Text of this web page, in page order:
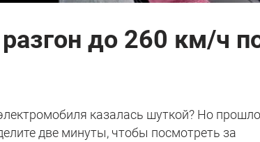
до 260 км/ч
казалась шуткой? Но
две минуты, чтобы посмотреть за